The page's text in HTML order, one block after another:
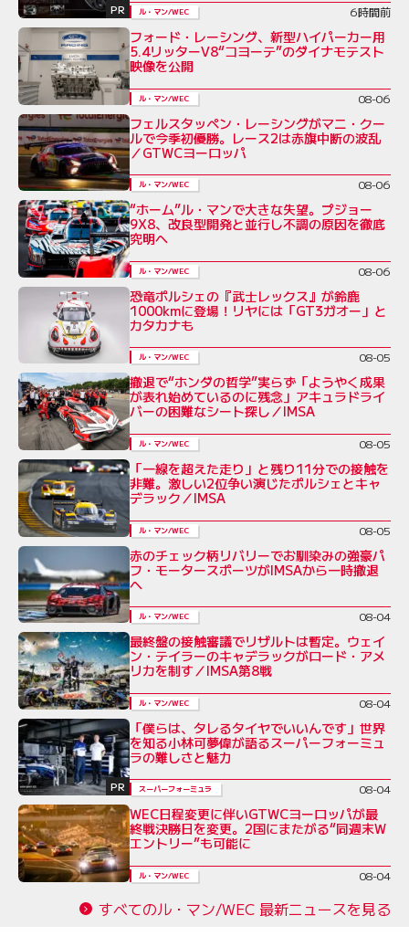
PR ル・マン/WEC 6時間前
フォード・レーシング、新型ハイパーカー用
5.4リッターV8“コヨーテ”のダイナモテスト
映像を公開
ル・マン/WEC 08-06
フェルスタッペン・レーシングがマニ・クー
ルで今季初優勝。レース2は赤旗中断の波乱
／GTWCヨーロッパ
ル・マン/WEC 08-06
“ホーム”ル・マンで大きな失望。プジョー
9X8、改良型開発と並行し不調の原因を徹底
究明へ
ル・マン/WEC 08-06
恐竜ポルシェの『武士レックス』が鈴鹿
1000kmに登場！リヤには「GT3ガオー」と
カタカナも
ル・マン/WEC 08-05
撤退で“ホンダの哲学”実らず「ようやく成果
が表れ始めているのに残念」アキュラドライ
バーの困難なシート探し／IMSA
ル・マン/WEC 08-05
「一線を超えた走り」と残り11分での接触を
非難。激しい2位争い演じたポルシェとキャ
デラック／IMSA
ル・マン/WEC 08-05
赤のチェック柄リバリーでお馴染みの強豪パ
フ・モータースポーツがIMSAから一時撤退
へ
ル・マン/WEC 08-04
最終盤の接触審議でリザルトは暫定。ウェイ
ン・テイラーのキャデラックがロード・アメ
リカを制す／IMSA第8戦
ル・マン/WEC 08-04
PR
「僕らは、タレるタイヤでいいんです」世界
を知る小林可夢偉が語るスーパーフォーミュ
ラの難しさと魅力
スーパーフォーミュラ 08-04
WEC日程変更に伴いGTWCヨーロッパが最
終戦決勝日を変更。2国にまたがる“同週末W
エントリー”も可能に
ル・マン/WEC 08-04
すべてのル・マン/WEC 最新ニュースを見る